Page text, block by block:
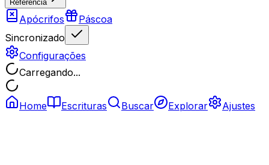
Referencia
Apócrifos
Páscoa
Sincronizado
Configurações
Carregando...
Home Escrituras Buscar Explorar Ajustes